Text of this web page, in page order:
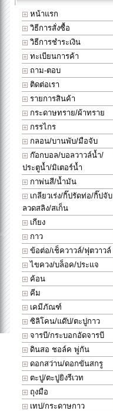
หน้าแรก
วิธีการสั่งซื้อ
วิธีการชำระเงิน
ทะเบียนการค้า
ถาม-ตอบ
ติดต่อเรา
รายการสินค้า
กระดาษทราย/ผ้าทราย
กรรไกร
กลอน/บานพับ/มือจับ
ก๊อกบอล/บอลวาวล์น้ำ/
ประตูน้ำ/มิเตอร์น้ำ
กาพ่นสี/น้ำมัน
เกลียวเร่ง/กิ๊ปรัดท่อ/กิ๊ปจับ
ลวดสลิง/สเก็น
เกียง
กาว
ข้อต่อ/เช็ควาวล์/ฟุตวาวล์
ไขควง/บล็อค/ประแจ
ค้อน
คีม
เคมีภัณฑ์
ซิลิโคน/แด๊ป/ตะปูกาว
จารบี/กระบอกอัดจารบี
ดินสอ ชอล์ค พู่กัน
ดอกสว่าน/ดอกขันสกรู
ตะปู/ตะปูยิงรีเวท
ถุงมือ
เทป/กระดาษกาว